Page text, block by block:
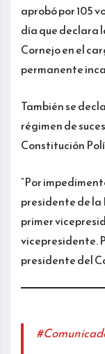
aprobó por 105
día que declara
Cornejo en el
permanente
También se
régimen de
Constitución
“Por
presidente de la
primer
vicepresidente.
presidente del